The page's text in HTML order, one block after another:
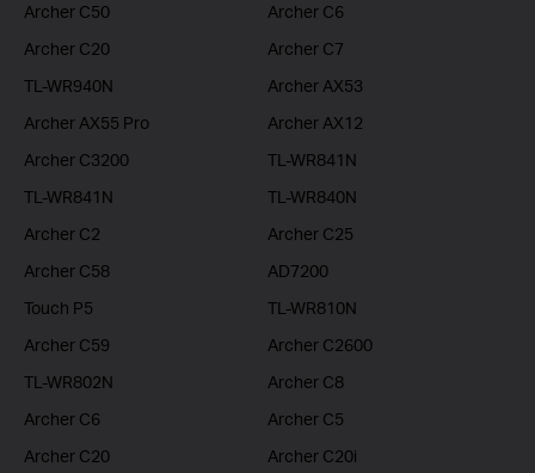
Archer C50
Archer C6
Archer C20
Archer C7
TL-WR940N
Archer AX53
Archer AX55 Pro
Archer AX12
Archer C3200
TL-WR841N
TL-WR841N
TL-WR840N
Archer C2
Archer C25
Archer C58
AD7200
Touch P5
TL-WR810N
Archer C59
Archer C2600
TL-WR802N
Archer C8
Archer C6
Archer C5
Archer C20
Archer C20i